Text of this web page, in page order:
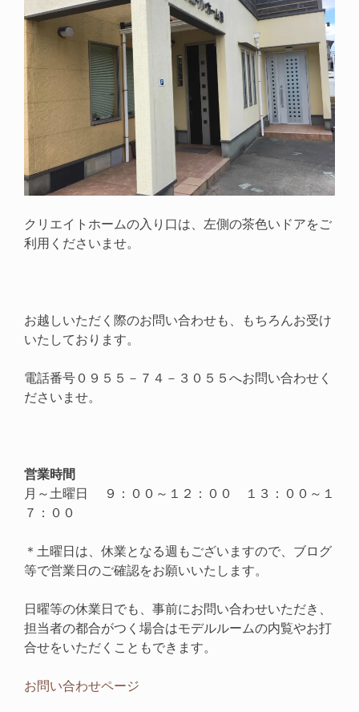
クリエイトホームの入り口は、左側の茶色いドアをご
利用くださいませ。
お越しいただく際のお問い合わせも、もちろんお受け
いたしております。
電話番号０９５５－７４－３０５５へお問い合わせく
ださいませ。
営業時間
月～土曜日 ９：００～１２：００ １３：００～１
７：００
＊土曜日は、休業となる週もございますので、ブログ
等で営業日のご確認をお願いいたします。
日曜等の休業日でも、事前にお問い合わせいただき、
担当者の都合がつく場合はモデルルームの内覧やお打
合せをいただくこともできます。
お問い合わせページ